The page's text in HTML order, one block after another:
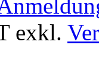
exkl.